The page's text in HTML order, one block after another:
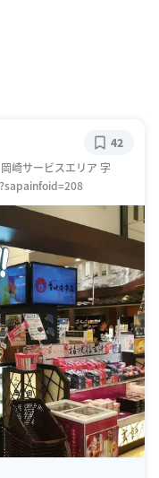
崎サービスエリア 字
42